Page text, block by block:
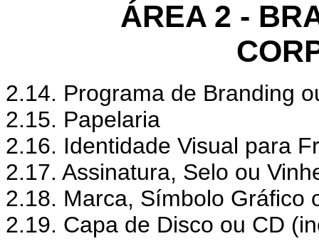
ÁREA 2 -
2.14. Programa de Branding
2.15. Papelaria
2.16. Identidade Visual para
2.17. Assinatura, Selo ou
2.18. Marca, Símbolo Gráfico
2.19. Capa de Disco ou CD